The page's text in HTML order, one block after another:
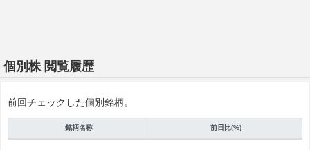
個別株 閲覧履歴
前回チェックした個別銘柄。
銘柄名称 前日比(%)